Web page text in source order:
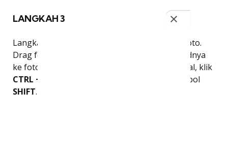
LANGKAH 3
Langkah selanjutnya yaitu menggabungkan foto.
Drag foto yang sudah dihilangkan backgroundnya
ke foto yang lain. Agar ukurannya proporsional, klik
CTRL + T
, lalu tarik path sambil menekan tombol
SHIFT. Jika sudah cukup, klik